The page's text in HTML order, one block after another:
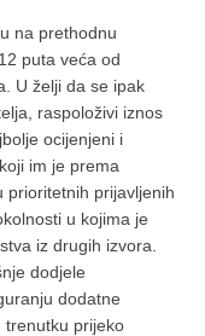
na prethodnu
puta veća od
U želji da se ipak
raspoloživi iznos
ocijenjeni i
im je prema
prioritetnih prijavljenih
u kojima je
iz drugih izvora.
dodjele
dodatne
trenutku prijeko